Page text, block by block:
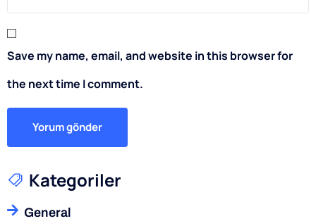
Save my name, email, and website in this browser for
the next time I comment.
Kategoriler
General